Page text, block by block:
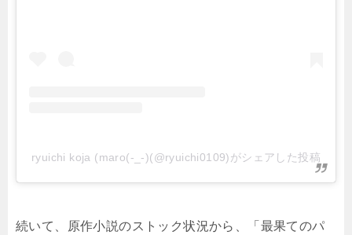
ryuichi koja (maro(-_-)(@ryuichi0109)がシェアした投稿
続いて、原作小説のストック状況から、「最果てのパ